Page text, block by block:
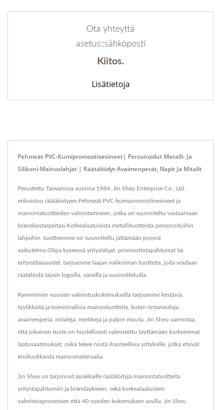
Ota yhteyttä
asetus::sähköposti
Kiitos.
Lisätietoja
Pehmeät PVC-Kumipromootioesineet| Personoidut Metalli- Ja
Silikoni-Mainoslahjat | Räätälöidyt Avaimenperät, Napit Ja Mitalit
Perustettu Taiwanissa vuonna 1984, Jin Sheu Enterprise Co., Ltd.
erikoistuu räätälöityjen Pehmeät PVC-kumipromootioesineet ja
mainontatuotteiden valmistamiseen, jotka on suunniteltu vastaamaan
brändäystarpeitasi.Korkealaatuisista metallituotteista personoituihin
lahjoihin, tuotteemme on suunniteltu jättämään pysyvä
vaikutelma.Olipa kyseessä yrityslahjat, promootiotapahtumat tai
erityistilaisuudet, tarjoamme laajan valikoiman tuotteita, joita voidaan
räätälöidä täysin logoilla, väreillä ja suunnitteluilla.
Kymmenien vuosien valmistuskokemuksella tarjoamme kestäviä,
tyylikkäitä ja toiminnallisia mainostuotteita, kuten rintaneuloja,
avaimenperiä, mitaleja, merkkejä ja paljon muuta. Jin Sheu varmistaa,
että jokainen tuote on huolellisesti valmistettu täyttämään korkeimmat
laatuvaatimukset, mikä tekee niistä ihanteellisia yrityksille, jotka etsivät
ensiluokkaista mainosmateriaalia.
Jin Sheu on tarjonnut asiakkaille räätälöityjä mainontatuotteita
yritystapahtumiin ja brändäykseen, sekä korkealaatuisten
valmistusprosessien että 40 vuoden kokemuksen avulla, Jin Sheu